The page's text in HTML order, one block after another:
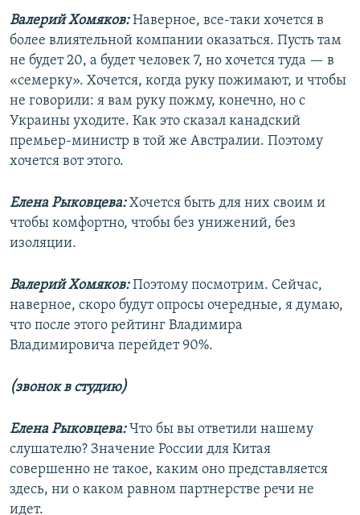
Валерий Хомяков:Наверное, все-таки хочется в
более влиятельной компании оказаться. Пусть там
не будет 20, а будет человек 7, но хочется туда — в
«семерку». Хочется, когда руку пожимают, и чтобы
не говорили: я вам руку пожму, конечно, но с
Украины уходите. Как это сказал канадский
премьер-министр в той же Австралии. Поэтому
хочется вот этого.
Елена Рыковцева:Хочется быть для них своим и
чтобы комфортно, чтобы без унижений, без
изоляции.
Валерий Хомяков:Поэтому посмотрим. Сейчас,
наверное, скоро будут опросы очередные, я думаю,
что после этого рейтинг Владимира
Владимировича перейдет 90%.
(звонок в студию)
Елена Рыковцева:Что бы вы ответили нашему
слушателю? Значение России для Китая
совершенно не такое, каким оно представляется
здесь, ни о каком равном партнерстве речи не
идет.